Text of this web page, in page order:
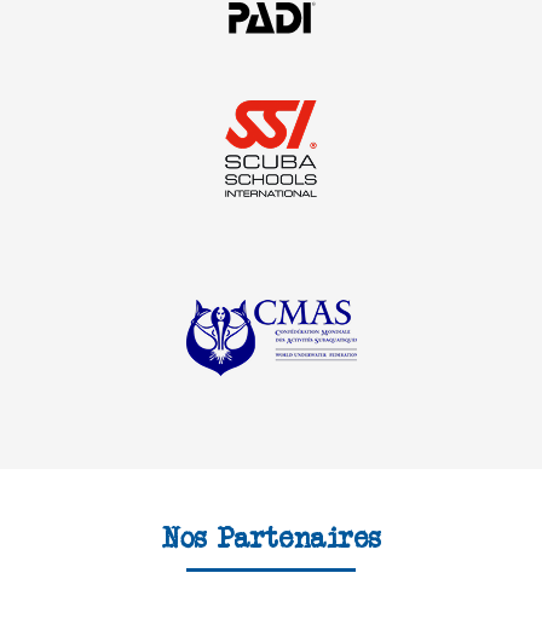
Nos Partenaires